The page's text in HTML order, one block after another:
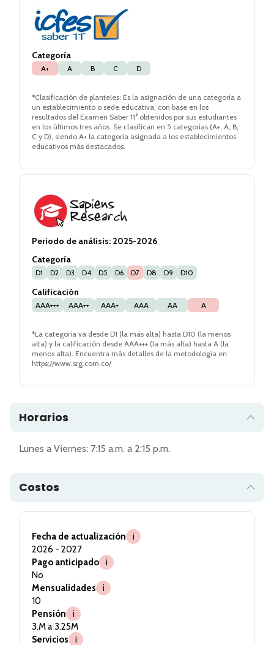
Categoría
A+ A B C D
*Clasificación de planteles: Es la asignación de una categoría a
un establecimiento o sede educativa, con base en los
resultados del Examen Saber 11° obtenidos por sus estudiantes
en los últimos tres años. Se clasifican en 5 categorías (A+, A, B,
C y D), siendo A+ la categoría asignada a los establecimientos
educativos más destacados.
Periodo de análisis: 2025-2026
Categoría
D1 D2 D3 D4 D5 D6 D7 D8 D9 D10
Calificación
AAA+++ AAA++ AAA+ AAA AA A
*La categoría va desde D1 (la más alta) hasta D10 (la menos
alta) y la calificación desde AAA+++ (la más alta) hasta A (la
menos alta). Encuentra más detalles de la metodología en:
https://www.srg.com.co/
Horarios
Costos
Fecha de actualización
i
2026 - 2027
Pago anticipado
i
No
Mensualidades
i
10
Pensión
i
3.M a 3.25M
Servicios
i